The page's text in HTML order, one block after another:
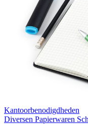
Kantoorbenodigdheden
Diversen Papierwaren